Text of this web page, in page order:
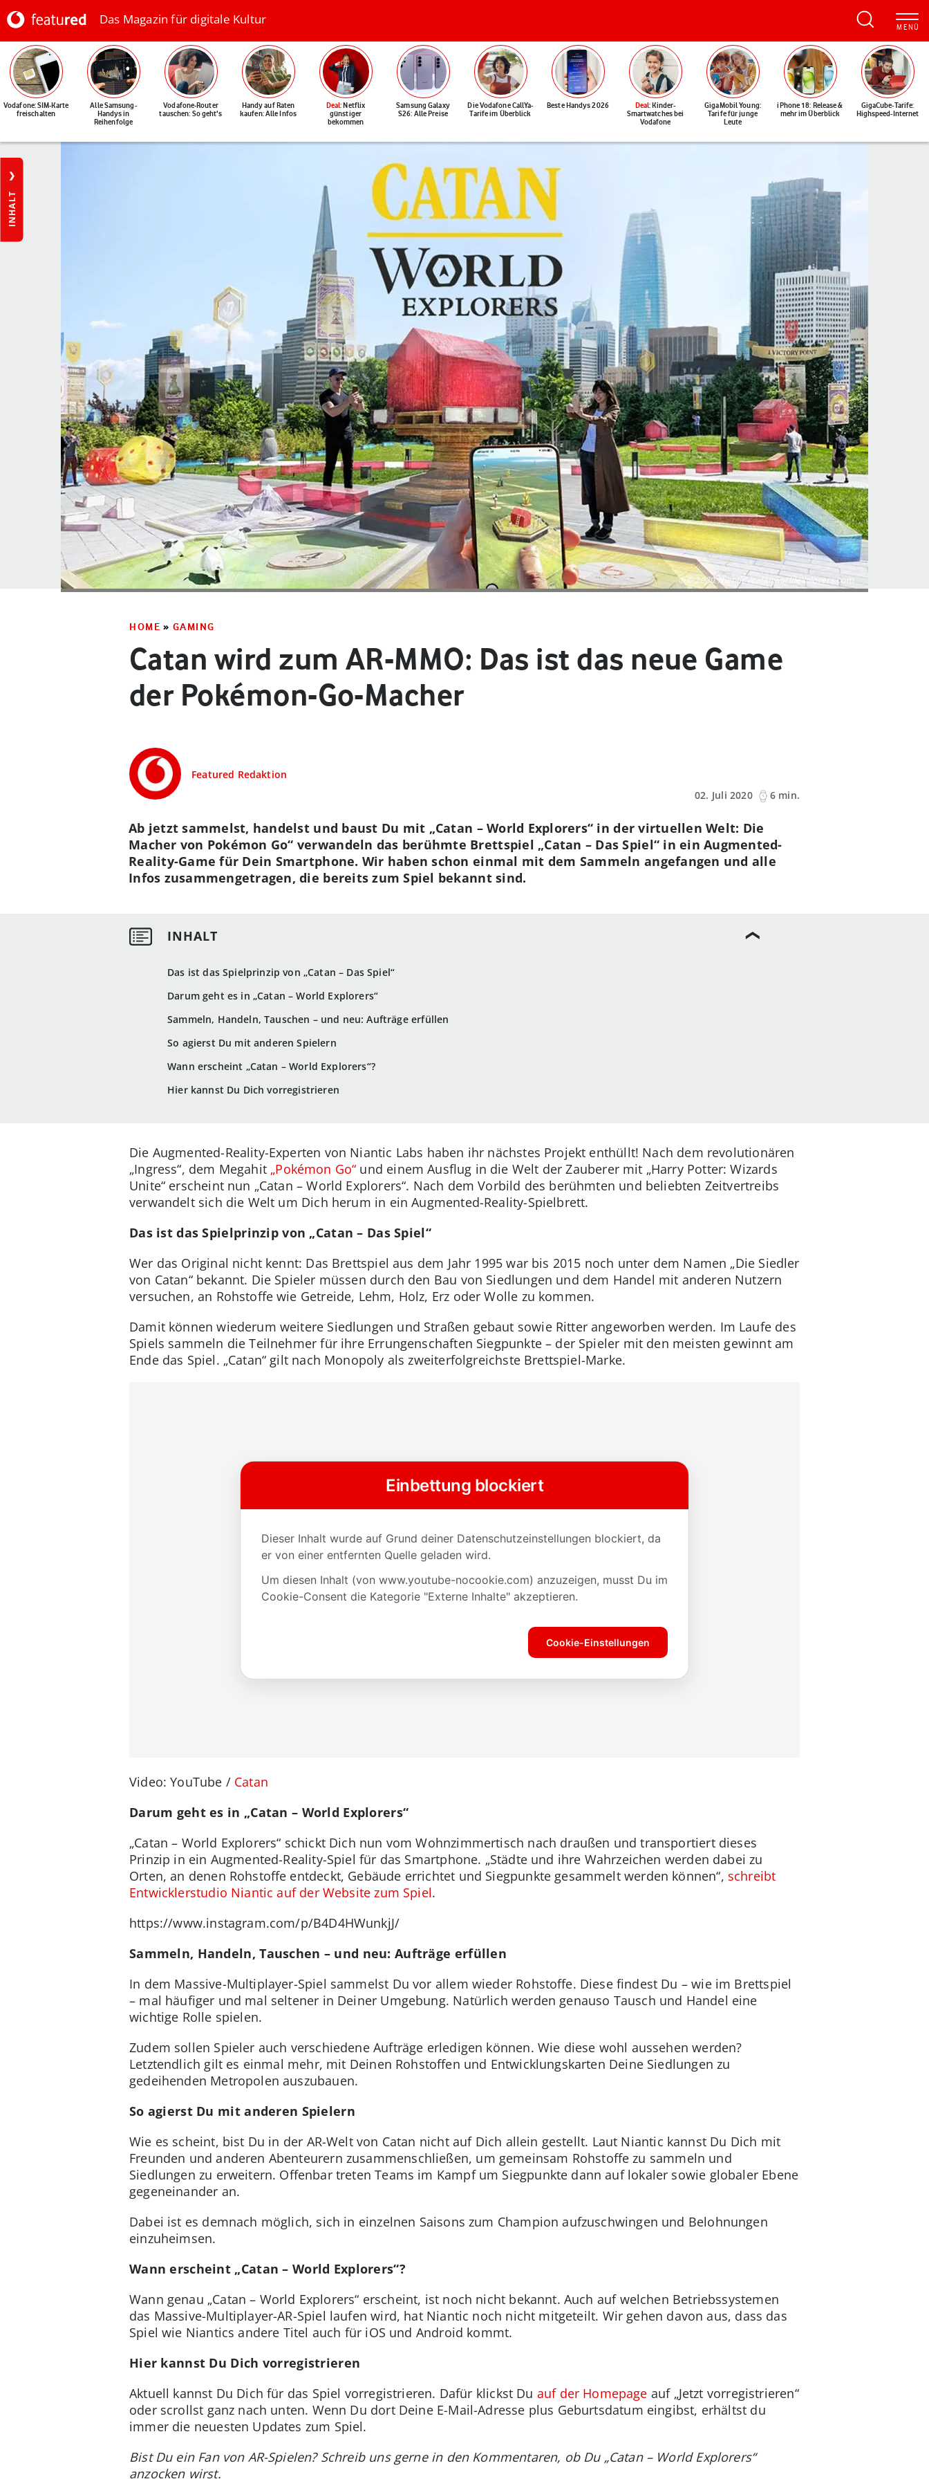
Das Magazin für digitale Kultur
Vodafone: SIM-Karte
freischalten
Alle Samsung-
Handys in
Reihenfolge
Vodafone-Router
tauschen: So geht's
Handy auf Raten
kaufen: Alle Infos
Deal: Netflix
günstiger
bekommen
Samsung Galaxy
S26: Alle Preise
Die Vodafone CallYa-
Tarife im Überblick
Beste Handys 2026 Deal: Kinder-
Smartwatches bei
Vodafone
GigaMobil Young:
Tarife für junge
Leute
iPhone 18: Release &
mehr im Überblick
GigaCube-Tarife:
Highspeed-Internet
INHALT
©© 2020 Niantic /catanworldexplorers.com
HOME » GAMING
Catan wird zum AR-MMO: Das ist das neue Game
der Pokémon-Go-Macher
Featured Redaktion
02. Juli 2020
6 min.
Das ist das Spielprinzip von „Catan – Das Spiel“
Darum geht es in „Catan – World Explorers“
Sammeln, Handeln, Tauschen – und neu: Aufträge erfüllen
So agierst Du mit anderen Spielern
Wann erscheint „Catan – World Explorers“?
Hier kannst Du Dich vorregistrieren
Ab jetzt sammelst, handelst und baust Du mit „Catan – World Explorers“ in der virtuellen Welt: Die
Macher von Pokémon Go“ verwandeln das berühmte Brettspiel „Catan – Das Spiel“ in ein Augmented-
Reality-Game für Dein Smartphone. Wir haben schon einmal mit dem Sammeln angefangen und alle
Infos zusammengetragen, die bereits zum Spiel bekannt sind.
Die Augmented-Reality-Experten von Niantic Labs haben ihr nächstes Projekt enthüllt! Nach dem revolutionären
„Ingress“, dem Megahit „Pokémon Go“ und einem Ausflug in die Welt der Zauberer mit „Harry Potter: Wizards
Unite“ erscheint nun „Catan – World Explorers“. Nach dem Vorbild des berühmten und beliebten Zeitvertreibs
verwandelt sich die Welt um Dich herum in ein Augmented-Reality-Spielbrett.
Das ist das Spielprinzip von „Catan – Das Spiel“
Wer das Original nicht kennt: Das Brettspiel aus dem Jahr 1995 war bis 2015 noch unter dem Namen „Die Siedler
von Catan“ bekannt. Die Spieler müssen durch den Bau von Siedlungen und dem Handel mit anderen Nutzern
versuchen, an Rohstoffe wie Getreide, Lehm, Holz, Erz oder Wolle zu kommen.
Damit können wiederum weitere Siedlungen und Straßen gebaut sowie Ritter angeworben werden. Im Laufe des
Spiels sammeln die Teilnehmer für ihre Errungenschaften Siegpunkte – der Spieler mit den meisten gewinnt am
Ende das Spiel. „Catan“ gilt nach Monopoly als zweiterfolgreichste Brettspiel-Marke.
Video: YouTube / Catan
Darum geht es in „Catan – World Explorers“
„Catan – World Explorers“ schickt Dich nun vom Wohnzimmertisch nach draußen und transportiert dieses
Prinzip in ein Augmented-Reality-Spiel für das Smartphone. „Städte und ihre Wahrzeichen werden dabei zu
Orten, an denen Rohstoffe entdeckt, Gebäude errichtet und Siegpunkte gesammelt werden können“, schreibt
Entwicklerstudio Niantic auf der Website zum Spiel.
https://www.instagram.com/p/B4D4HWunkjJ/
Sammeln, Handeln, Tauschen – und neu: Aufträge erfüllen
In dem Massive-Multiplayer-Spiel sammelst Du vor allem wieder Rohstoffe. Diese findest Du – wie im Brettspiel
– mal häufiger und mal seltener in Deiner Umgebung. Natürlich werden genauso Tausch und Handel eine
wichtige Rolle spielen.
Zudem sollen Spieler auch verschiedene Aufträge erledigen können. Wie diese wohl aussehen werden?
Letztendlich gilt es einmal mehr, mit Deinen Rohstoffen und Entwicklungskarten Deine Siedlungen zu
gedeihenden Metropolen auszubauen.
So agierst Du mit anderen Spielern
Wie es scheint, bist Du in der AR-Welt von Catan nicht auf Dich allein gestellt. Laut Niantic kannst Du Dich mit
Freunden und anderen Abenteurern zusammenschließen, um gemeinsam Rohstoffe zu sammeln und
Siedlungen zu erweitern. Offenbar treten Teams im Kampf um Siegpunkte dann auf lokaler sowie globaler Ebene
gegeneinander an.
Dabei ist es demnach möglich, sich in einzelnen Saisons zum Champion aufzuschwingen und Belohnungen
einzuheimsen.
Wann erscheint „Catan – World Explorers“?
Wann genau „Catan – World Explorers“ erscheint, ist noch nicht bekannt. Auch auf welchen Betriebssystemen
das Massive-Multiplayer-AR-Spiel laufen wird, hat Niantic noch nicht mitgeteilt. Wir gehen davon aus, dass das
Spiel wie Niantics andere Titel auch für iOS und Android kommt.
Hier kannst Du Dich vorregistrieren
Aktuell kannst Du Dich für das Spiel vorregistrieren. Dafür klickst Du auf der Homepage auf „Jetzt vorregistrieren“
oder scrollst ganz nach unten. Wenn Du dort Deine E-Mail-Adresse plus Geburtsdatum eingibst, erhältst du
immer die neuesten Updates zum Spiel.
Bist Du ein Fan von AR-Spielen? Schreib uns gerne in den Kommentaren, ob Du „Catan – World Explorers“
anzocken wirst.